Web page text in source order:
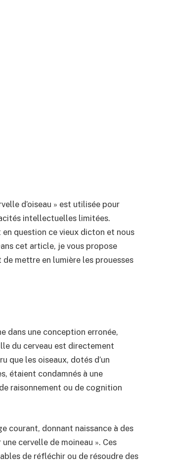
d’oiseau » est utilisée pour
intellectuelles limitées.
question ce vieux dicton et nous
cet article, je vous propose
mettre en lumière les prouesses
dans une conception erronée,
du cerveau est directement
que les oiseaux, dotés d’un
étaient condamnés à une
raisonnement ou de cognition
courant, donnant naissance à des
cervelle de moineau ». Ces
de réfléchir ou de résoudre des